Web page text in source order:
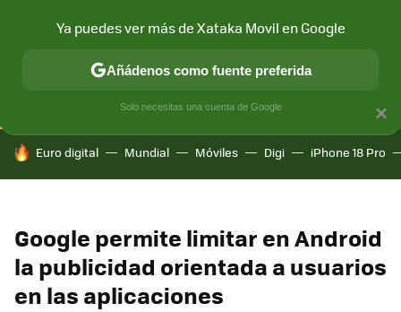
CONECTIVIDAD MÓVIL Y SOCIEDAD APLICACIONES
HOY SE HABLA DE
Euro digital Mundial Móviles Digi iPhone 18 Pro
Google permite limitar en Android
la publicidad orientada a usuarios
en las aplicaciones
×
Ya puedes ver más de Xataka Movil en Google
Añádenos como fuente preferida
Solo necesitas una cuenta de Google